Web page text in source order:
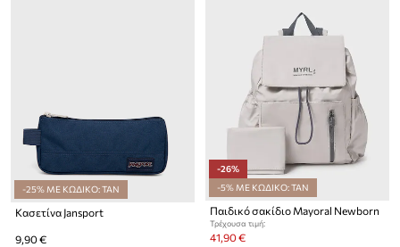
-25% ΜΕ ΚΩΔΙΚΟ: TAN
Κασετίνα Jansport
9,90 €
-26%
-5% ΜΕ ΚΩΔΙΚΟ: TAN
Παιδικό σακίδιο Mayoral Newborn
Τρέχουσα τιμή:
41,90 €